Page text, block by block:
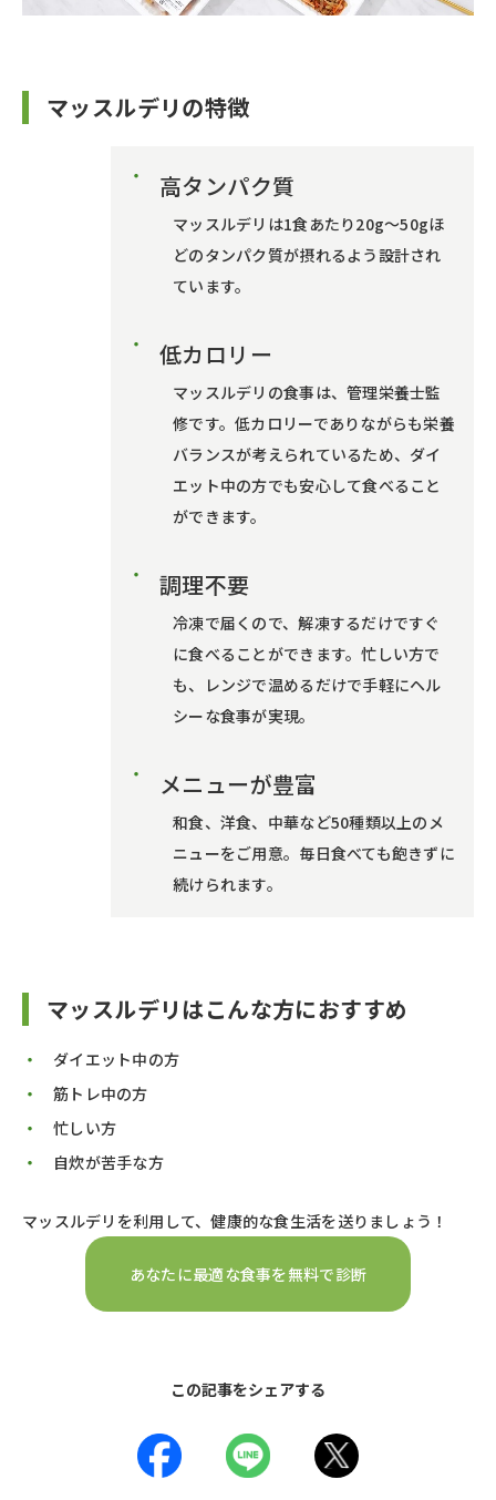
マッスルデリの特徴
高タンパク質
マッスルデリは1食あたり20g～50gほ
どのタンパク質が摂れるよう設計され
ています。
低カロリー
マッスルデリの食事は、管理栄養士監
修です。低カロリーでありながらも栄養
バランスが考えられているため、ダイ
エット中の方でも安心して食べること
ができます。
調理不要
冷凍で届くので、解凍するだけですぐ
に食べることができます。忙しい方で
も、レンジで温めるだけで手軽にヘル
シーな食事が実現。
メニューが豊富
和食、洋食、中華など50種類以上のメ
ニューをご用意。毎日食べても飽きずに
続けられます。
マッスルデリはこんな方におすすめ
ダイエット中の方
筋トレ中の方
忙しい方
自炊が苦手な方
マッスルデリを利用して、健康的な食生活を送りましょう！
あなたに最適な食事を無料で診断
この記事をシェアする